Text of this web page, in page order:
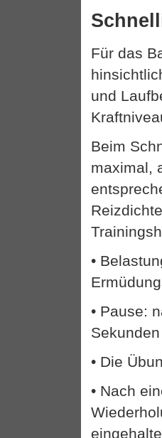
Für das
und
Beim
maximal,
•
• Pause:
• Die
• Nach